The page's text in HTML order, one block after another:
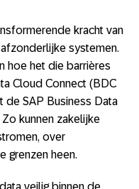
kracht van
systemen.
hoe het die barrières
Cloud Connect (BDC
SAP Business Data
kunnen zakelijke
over
grenzen heen.
veilig binnen de